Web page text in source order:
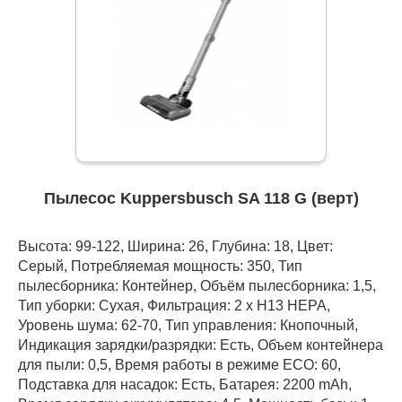
Пылесос Kuppersbusch SA 118 G (верт)
Высота: 99-122, Ширина: 26, Глубина: 18, Цвет:
Серый, Потребляемая мощность: 350, Тип
пылесборника: Контейнер, Объём пылесборника: 1,5,
Тип уборки: Сухая, Фильтрация: 2 x H13 HEPA,
Уровень шума: 62-70, Тип управления: Кнопочный,
Индикация зарядки/разрядки: Есть, Объем контейнера
для пыли: 0,5, Время работы в режиме ECO: 60,
Подставка для насадок: Есть, Батарея: 2200 mAh,